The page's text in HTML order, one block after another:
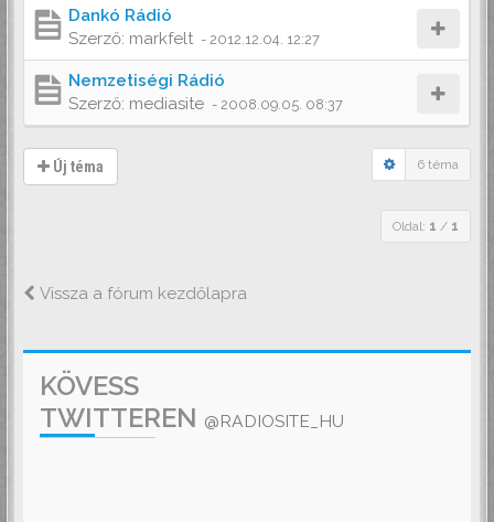
Dankó Rádió
Szerző: markfelt - 2012.12.04. 12:27
Nemzetiségi Rádió
Szerző: mediasite - 2008.09.05. 08:37
Új téma 6 téma
Oldal: 1 / 1
Vissza a fórum kezdőlapra
KÖVESS
TWITTEREN @RADIOSITE_HU